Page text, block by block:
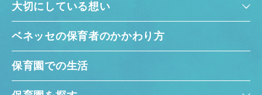
大切にしている想い
ベネッセの保育者のかかわり方
保育園での生活